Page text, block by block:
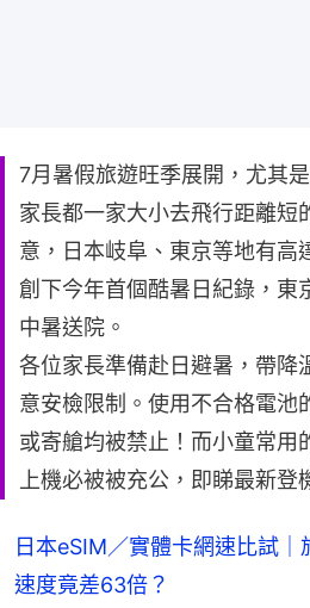
7月暑假旅遊旺季展開，尤其
家長都一家大小去飛行距離短
意，日本岐阜、東京等地有高
創下今年首個酷暑日紀錄，東
中暑送院。
各位家長準備赴日避暑，帶降
意安檢限制。使用不合格電池
或寄艙均被禁止！而小童常用
上機必被被充公，即睇最新登
日本eSIM／實體卡網速比試
速度竟差63倍？